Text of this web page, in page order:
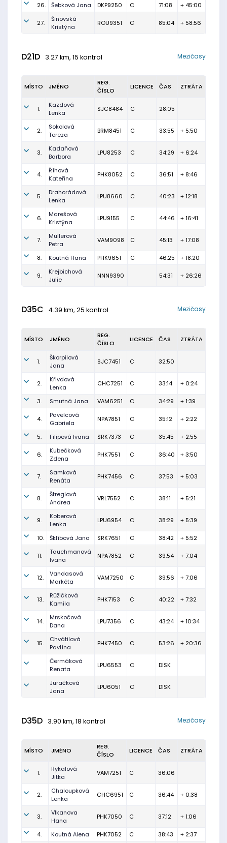
26.
Šebková Jana DKP9250 C 71:08 + 45:00
27.
Šinovská
Kristýna
ROU9351 C 85:04 + 58:56
D21D 3.27 km, 15 kontrol Mezičasy
MÍSTO JMÉNO
REG.
ČÍSLO
LICENCE ČAS ZTRÁTA
1.
Kazdová
Lenka
SJC8484 C 28:05
2.
Sokolová
Tereza
BRM8451 C 33:55 + 5:50
3.
Kadaňová
Barbora
LPU8253 C 34:29 + 6:24
4.
Říhová
Kateřina
PHK8052 C 36:51 + 8:46
5.
Drahorádová
Lenka
LPU8660 C 40:23 + 12:18
6.
Marešová
Kristýna
LPU9155 C 44:46 + 16:41
7.
Müllerová
Petra
VAM9098 C 45:13 + 17:08
8. Koutná Hana PHK9651 C 46:25 + 18:20
9.
Krejbichová
Julie
NNN9390 54:31 + 26:26
D35C 4.39 km, 25 kontrol Mezičasy
MÍSTO JMÉNO
REG.
ČÍSLO
LICENCE ČAS ZTRÁTA
1.
Škorpilová
Jana
SJC7451 C 32:50
2.
Křivdová
Lenka
CHC7251 C 33:14 + 0:24
3. Smutná Jana VAM6251 C 34:29 + 1:39
4.
Pavelcová
Gabriela
NPA7851 C 35:12 + 2:22
5. Filipová Ivana SRK7373 C 35:45 + 2:55
6.
Kubečková
Zdena
PHK7551 C 36:40 + 3:50
7.
Samková
Renáta
PHK7456 C 37:53 + 5:03
8.
Štreglová
Andrea
VRL7552 C 38:11 + 5:21
9.
Koberová
Lenka
LPU6954 C 38:29 + 5:39
10. Šklíbová Jana SRK7651 C 38:42 + 5:52
11.
Tauchmanová
Ivana
NPA7852 C 39:54 + 7:04
12.
Vandasová
Markéta
VAM7250 C 39:56 + 7:06
13.
Růžičková
Kamila
PHK7153 C 40:22 + 7:32
14.
Mrskočová
Dana
LPU7356 C 43:24 + 10:34
15.
Chvátilová
Pavlína
PHK7450 C 53:26 + 20:36
Čermáková
Renata
LPU6553 C DISK
Juračková
Jana
LPU6051 C DISK
D35D 3.90 km, 18 kontrol Mezičasy
MÍSTO JMÉNO
REG.
ČÍSLO
LICENCE ČAS ZTRÁTA
1.
Rykalová
Jitka
VAM7251 C 36:06
2.
Chaloupková
Lenka
CHC6951 C 36:44 + 0:38
3.
Vlkanova
Hana
PHK7050 C 37:12 + 1:06
4. Koutná Alena PHK7052 C 38:43 + 2:37